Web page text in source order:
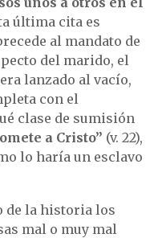
última cita es
al mandato de
del marido, el
lanzado al vacío,
con el
clase de sumisión
a Cristo” (v. 22),
lo haría un esclavo
de la historia los
mal o muy mal